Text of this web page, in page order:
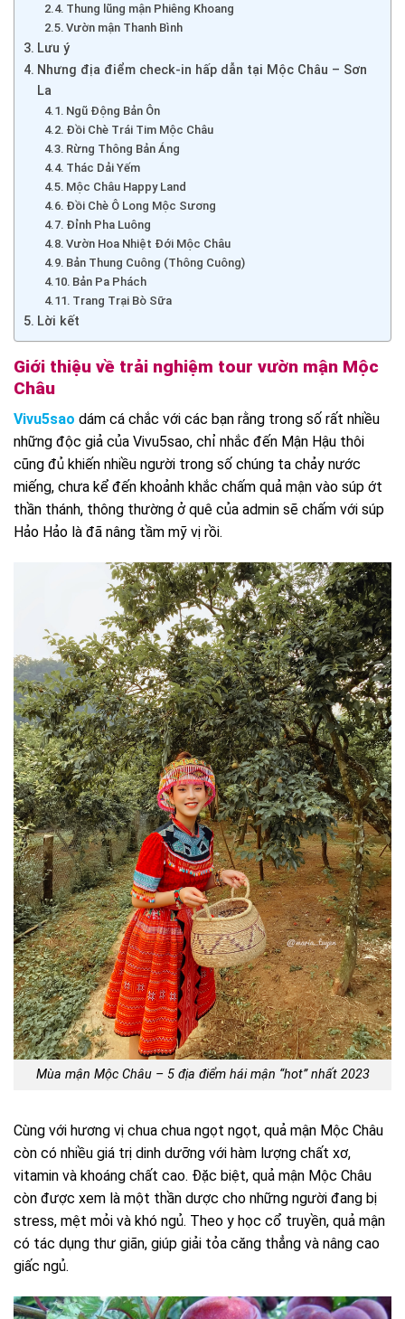
Thung lũng mận Phiêng Khoang
Vườn mận Thanh Bình
Lưu ý
Nhưng địa điểm check-in hấp dẫn tại Mộc Châu – Sơn
La
Ngũ Động Bản Ôn
Đồi Chè Trái Tim Mộc Châu
Rừng Thông Bản Áng
Thác Dải Yếm
Mộc Châu Happy Land
Đồi Chè Ô Long Mộc Sương
Đỉnh Pha Luông
Vườn Hoa Nhiệt Đới Mộc Châu
Bản Thung Cuông (Thông Cuông)
Bản Pa Phách
Trang Trại Bò Sữa
Lời kết
Giới thiệu về trải nghiệm tour vườn mận Mộc
Châu
Vivu5sao dám cá chắc với các bạn rằng trong số rất nhiều
những độc giả của Vivu5sao, chỉ nhắc đến Mận Hậu thôi
cũng đủ khiến nhiều người trong số chúng ta chảy nước
miếng, chưa kể đến khoảnh khắc chấm quả mận vào súp ớt
thần thánh, thông thường ở quê của admin sẽ chấm với súp
Hảo Hảo là đã nâng tầm mỹ vị rồi.
Mùa mận Mộc Châu – 5 địa điểm hái mận “hot” nhất 2023
Cùng với hương vị chua chua ngọt ngọt, quả mận Mộc Châu
còn có nhiều giá trị dinh dưỡng với hàm lượng chất xơ,
vitamin và khoáng chất cao. Đặc biệt, quả mận Mộc Châu
còn được xem là một thần dược cho những người đang bị
stress, mệt mỏi và khó ngủ. Theo y học cổ truyền, quả mận
có tác dụng thư giãn, giúp giải tỏa căng thẳng và nâng cao
giấc ngủ.